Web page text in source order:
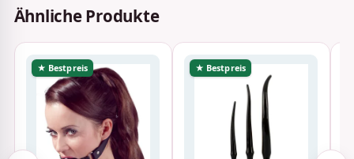
Ähnliche Produkte
★ Bestpreis ★ Bestpreis